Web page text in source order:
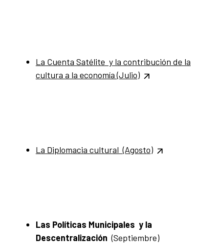
La Cuenta Satélite y la contribución de la
cultura a la economía (Julio)
La Diplomacia cultural (Agosto)
Las Políticas Municipales y la
Descentralización (Septiembre)